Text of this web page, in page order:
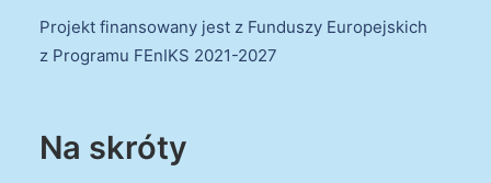
Projekt finansowany jest z Funduszy Europejskich
z Programu FEnIKS 2021-2027
Na skróty